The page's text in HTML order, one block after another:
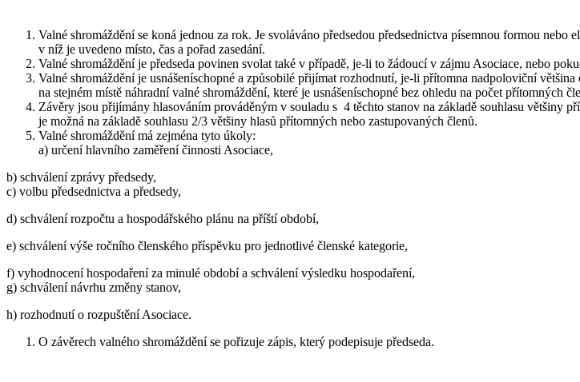
Valné shromáždění se koná jednou za rok. Je svoláváno předsedou předsednictva písemnou formou
v níž je uvedeno místo, čas a pořad zasedání.
Valné shromáždění je předseda povinen svolat také v případě, je-li to žádoucí v zájmu Asociace, nebo
Valné shromáždění je usnášeníschopné a způsobilé přijímat rozhodnutí, je-li přítomna nadpoloviční
na stejném místě náhradní valné shromáždění, které je usnášeníschopné bez ohledu na počet přítomných
Závěry jsou přijímány hlasováním prováděným v souladu s 4 těchto stanov na základě souhlasu většiny
je možná na základě souhlasu 2/3 většiny hlasů přítomných nebo zastupovaných členů.
Valné shromáždění má zejména tyto úkoly:
a) určení hlavního zaměření činnosti Asociace,
b) schválení zprávy předsedy,
c) volbu předsednictva a předsedy,
d) schválení rozpočtu a hospodářského plánu na příští období,
e) schválení výše ročního členského příspěvku pro jednotlivé členské kategorie,
f) vyhodnocení hospodaření za minulé období a schválení výsledku hospodaření,
g) schválení návrhu změny stanov,
h) rozhodnutí o rozpuštění Asociace.
O závěrech valného shromáždění se pořizuje zápis, který podepisuje předseda.